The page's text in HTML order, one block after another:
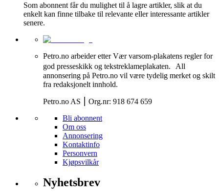
Som abonnent får du mulighet til å lagre artikler, slik at du
enkelt kan finne tilbake til relevante eller interessante artikler
senere.
Petro.no arbeider etter Vær varsom-plakatens regler for
god presseskikk og tekstreklameplakaten. All
annonsering på Petro.no vil være tydelig merket og skilt
fra redaksjonelt innhold.
Petro.no AS ⎮ Org.nr: 918 674 659
Bli abonnent
Om oss
Annonsering
Kontaktinfo
Personvern
Kjøpsvilkår
Nyhetsbrev